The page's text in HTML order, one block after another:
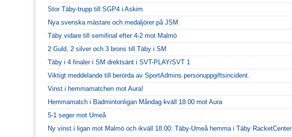
Stor Täby-trupp till SGP4 i Askim
Nya svenska mästare och medaljörer på JSM
Täby vidare till semifinal efter 4-2 mot Malmö
2 Guld, 2 silver och 3 brons till Täby i SM
Täby i 4 finaler i SM drektsänt i SVT-PLAY/SVT 1
Viktigt meddelande till berörda av SportAdmins personuppgiftsincident.
Vinst i hemmamatchen mot Aura!
Hemmamatch i Badmintonligan Måndag kväll 18.00 mot Aura
5-1 seger mot Umeå
Ny vinst i ligan mot Malmö och ikväll 18.00: Täby-Umeå hemma i Täby RacketCenter